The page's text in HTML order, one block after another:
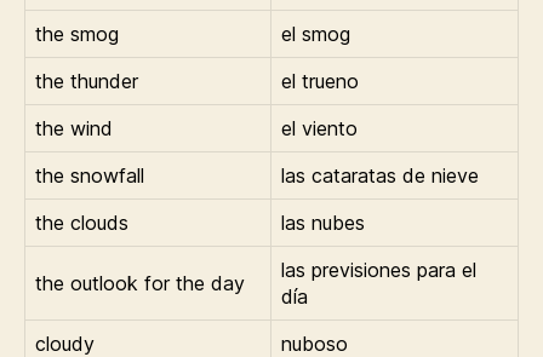
the smog
el smog
the thunder
el trueno
the wind
el viento
the snowfall
las cataratas de nieve
the clouds
las nubes
the outlook for the day
las previsiones para el
día
cloudy
nuboso